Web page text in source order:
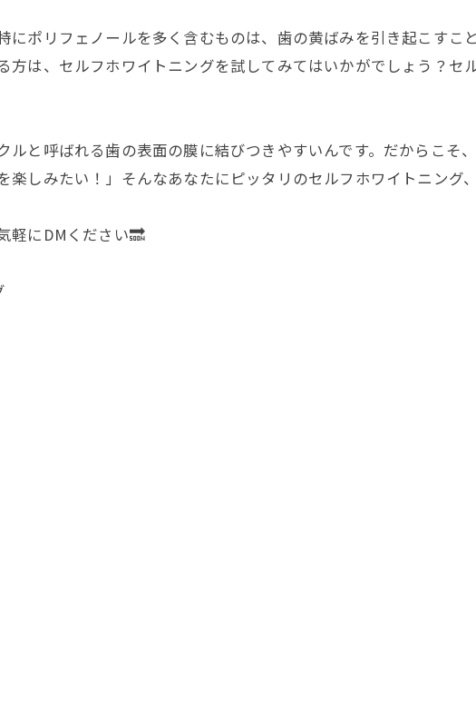
にポリフェノールを多く含むものは、歯の黄ばみを引き起こすこ
方は、セルフホワイトニングを試してみてはいかがでしょう？
ルと呼ばれる歯の表面の膜に結びつきやすいんです。だからこそ
楽しみたい！」そんなあなたにピッタリのセルフホワイトニング
軽にDMください🔜